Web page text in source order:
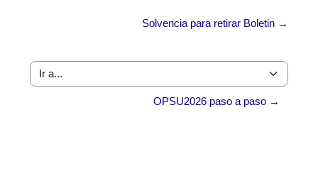
Solvencia para retirar Boletin →
Ir a...
OPSU2026 paso a paso →